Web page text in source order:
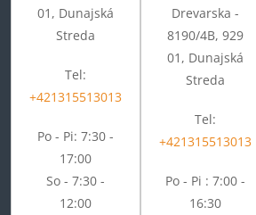
01, Dunajská
Streda
Tel:
+421315513013
Po - Pi: 7:30 -
17:00
So - 7:30 -
12:00
Drevarska -
8190/4B, 929
01, Dunajská
Streda
Tel:
+421315513013
Po - Pi : 7:00 -
16:30